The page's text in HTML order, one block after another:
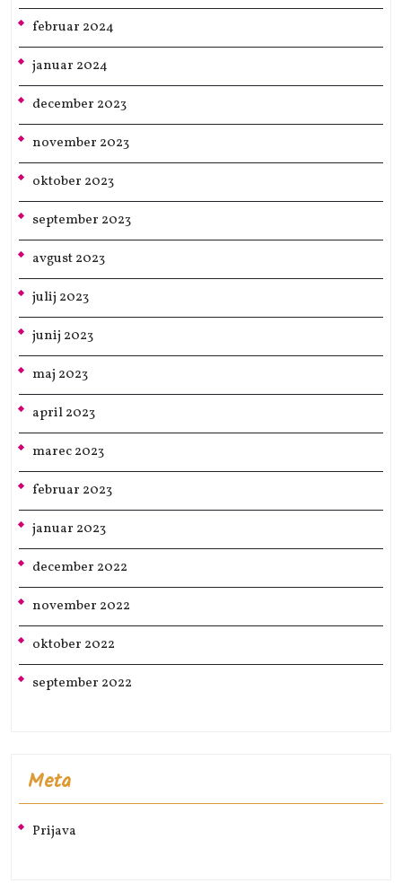
februar 2024
januar 2024
december 2023
november 2023
oktober 2023
september 2023
avgust 2023
julij 2023
junij 2023
maj 2023
april 2023
marec 2023
februar 2023
januar 2023
december 2022
november 2022
oktober 2022
september 2022
Meta
Prijava